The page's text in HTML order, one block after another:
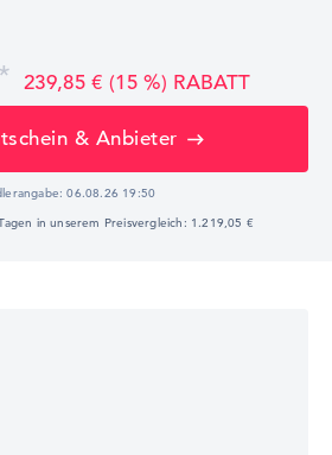
239,85 € (15 %) RABATT
& Anbieter
06.08.26 19:50
in unserem Preisvergleich: 1.219,05 €